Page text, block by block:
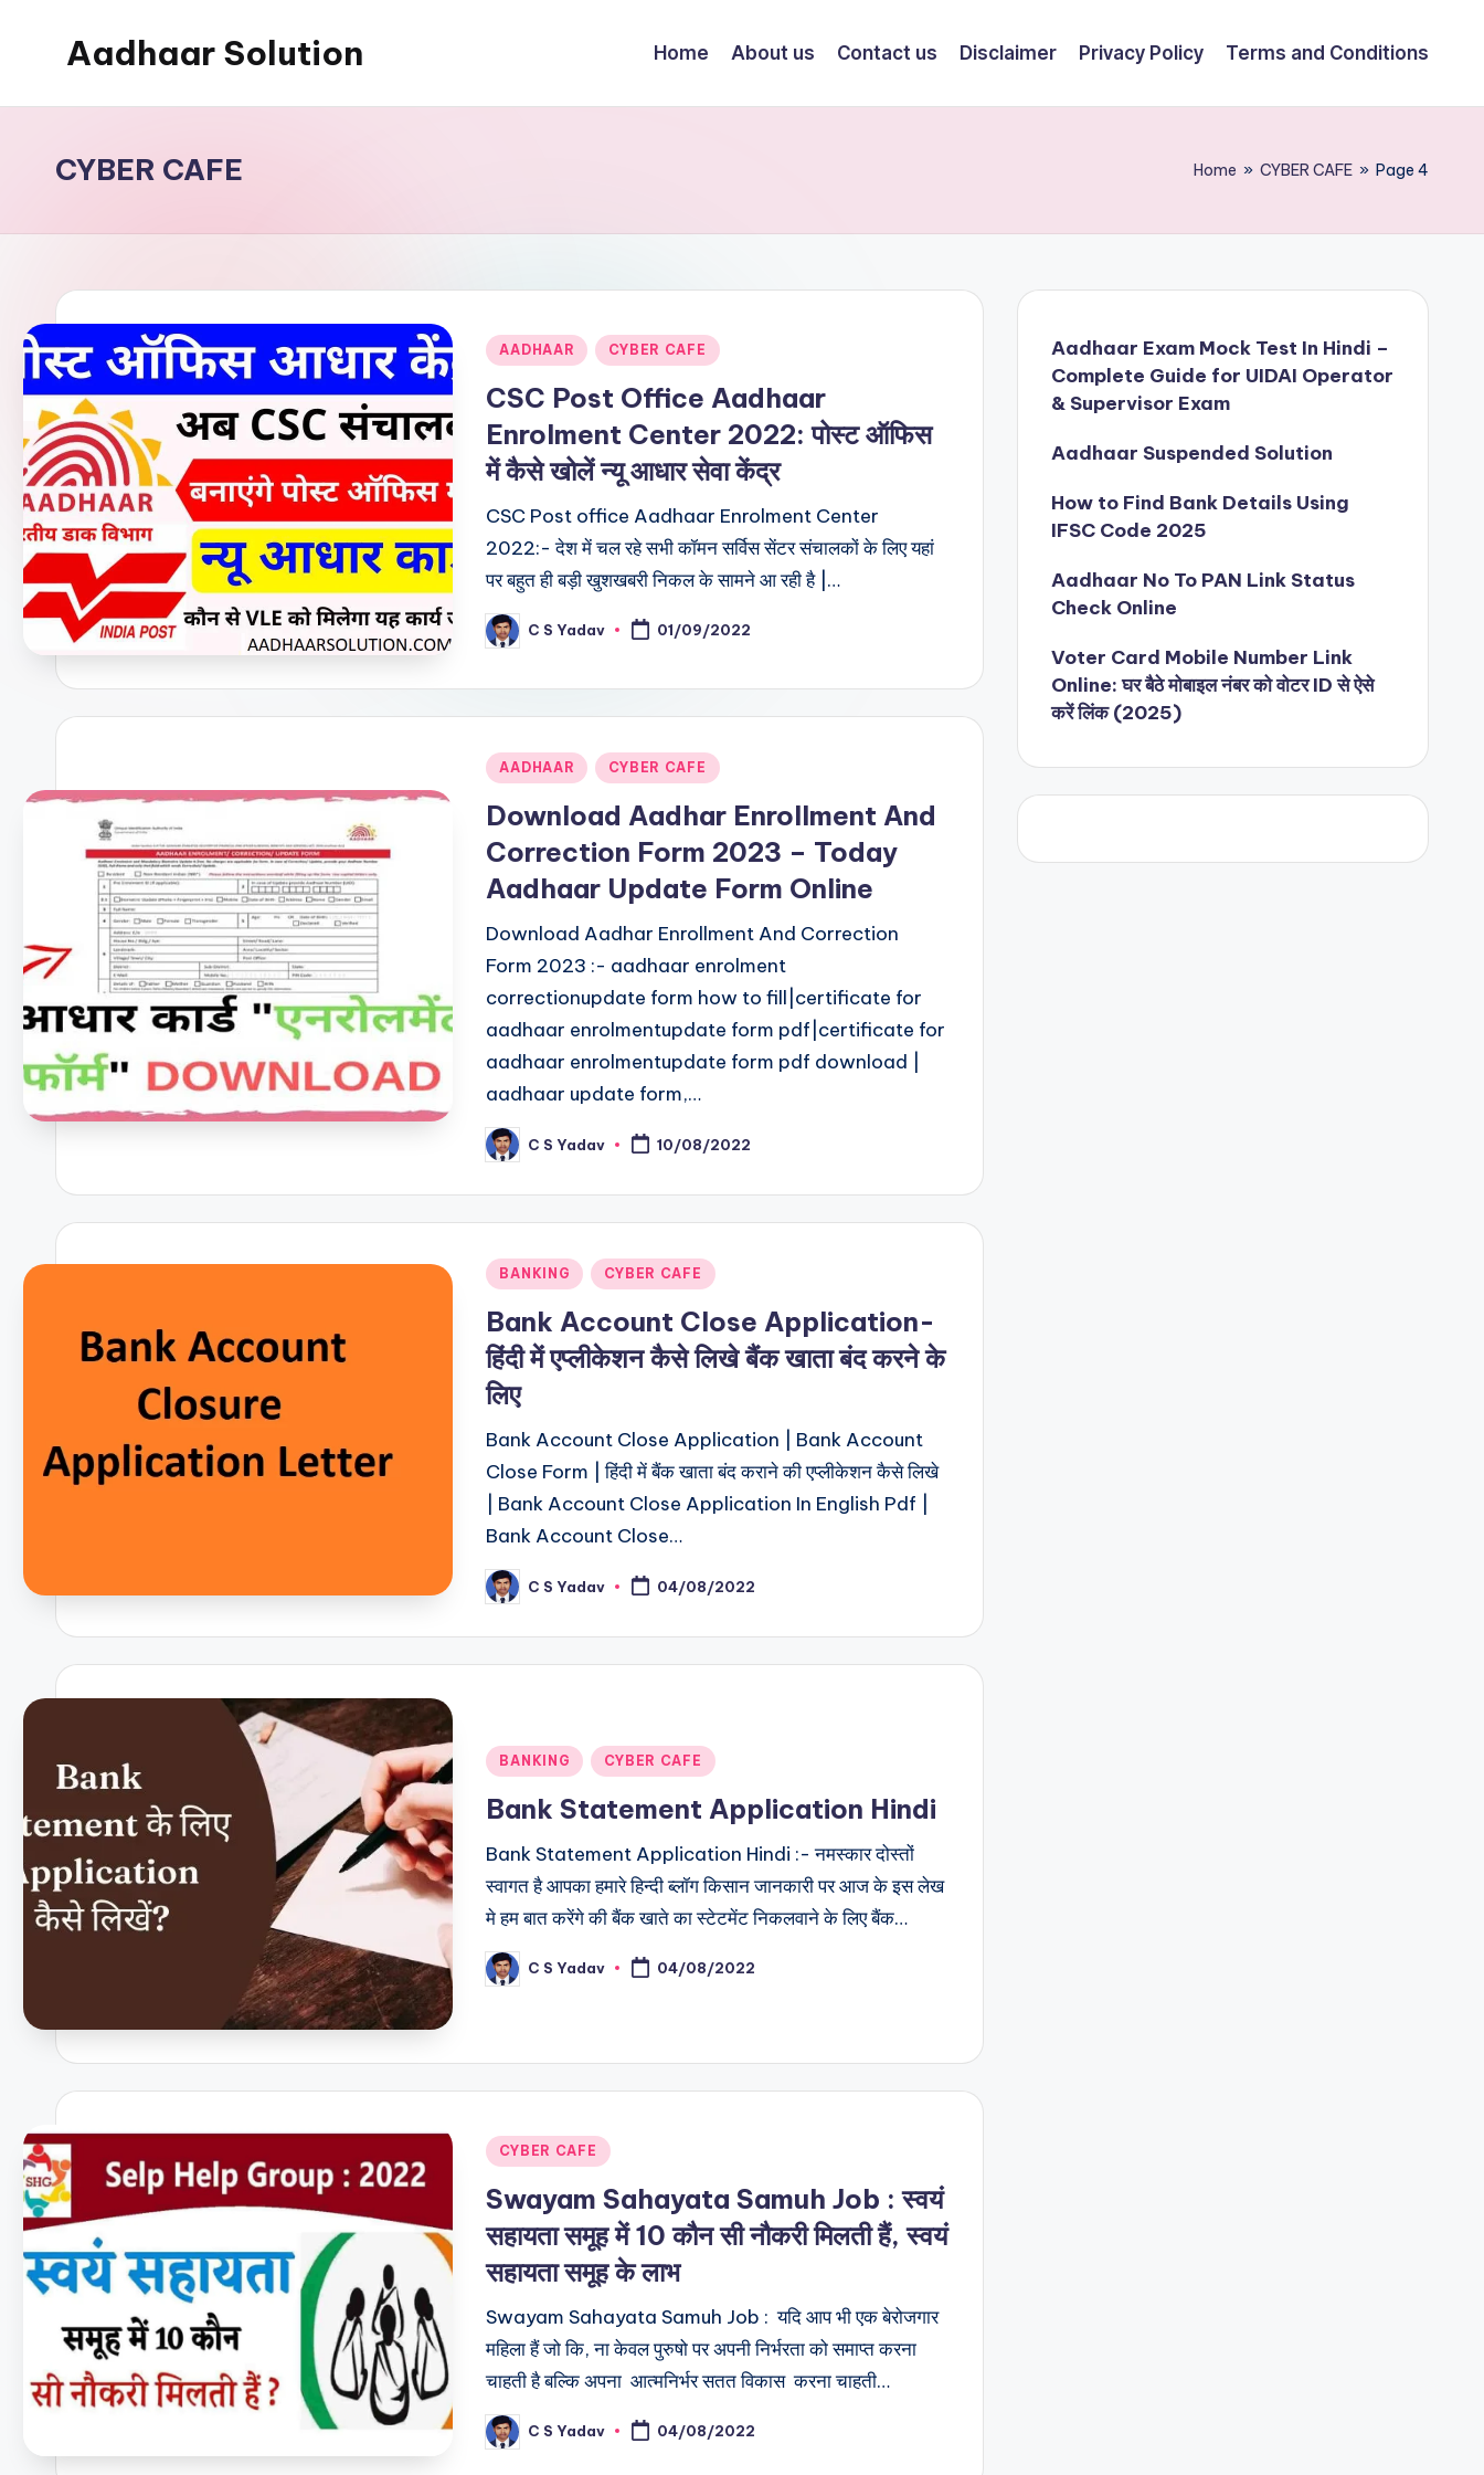
Aadhaar Solution
Online
Home About us Contact us Disclaimer Privacy Policy Terms and Conditions
CYBER CAFE Home » CYBER CAFE » Page 4
Posted
AADHAAR CYBER CAFE
CSC Post Office Aadhaar
Enrolment Center 2022: पोस्ट ऑफिस
में कैसे खोलें न्यू आधार सेवा केंद्र
CSC Post office Aadhaar Enrolment Center
2022:- देश में चल रहे सभी कॉमन सर्विस सेंटर संचालकों के लिए यहां
पर बहुत ही बड़ी खुशखबरी निकल के सामने आ रही है |…
Posted
by
C S Yadav 01/09/2022
Posted
AADHAAR CYBER CAFE
Download Aadhar Enrollment And
Correction Form 2023 – Today
Aadhaar Update Form Online
Download Aadhar Enrollment And Correction
Form 2023 :- aadhaar enrolment
correctionupdate form how to fill|certificate for
aadhaar enrolmentupdate form pdf|certificate for
aadhaar enrolmentupdate form pdf download |
aadhaar update form,…
Posted
by
C S Yadav 10/08/2022
Posted
BANKING CYBER CAFE
Bank Account Close Application-
हिंदी में एप्लीकेशन कैसे लिखे बैंक खाता बंद करने के
लिए
Bank Account Close Application | Bank Account
Close Form | हिंदी में बैंक खाता बंद कराने की एप्लीकेशन कैसे लिखे
| Bank Account Close Application In English Pdf |
Bank Account Close…
Posted
by
C S Yadav 04/08/2022
Posted
BANKING CYBER CAFE
Bank Statement Application Hindi
Bank Statement Application Hindi :- नमस्कार दोस्तों
स्वागत है आपका हमारे हिन्दी ब्लॉग किसान जानकारी पर आज के इस लेख
मे हम बात करेंगे की बैंक खाते का स्टेटमेंट निकलवाने के लिए बैंक…
Posted
by
C S Yadav 04/08/2022
Posted
CYBER CAFE
Swayam Sahayata Samuh Job : स्वयं
सहायता समूह में 10 कौन सी नौकरी मिलती हैं, स्वयं
सहायता समूह के लाभ
Swayam Sahayata Samuh Job : यदि आप भी एक बेरोजगार
महिला हैं जो कि, ना केवल पुरुषो पर अपनी निर्भरता को समाप्त करना
चाहती है बल्कि अपना आत्मनिर्भर सतत विकास करना चाहती…
Posted
by
C S Yadav 04/08/2022
Aadhaar Exam Mock Test In Hindi –
Complete Guide for UIDAI Operator
& Supervisor Exam
Aadhaar Suspended Solution
How to Find Bank Details Using
IFSC Code 2025
Aadhaar No To PAN Link Status
Check Online
Voter Card Mobile Number Link
Online: घर बैठे मोबाइल नंबर को वोटर ID से ऐसे
करें लिंक (2025)